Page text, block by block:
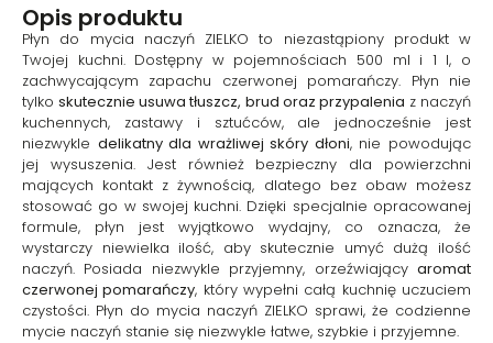
Produkt gwarantuje
nieskazitelną czystością bez
żadnych smug czy zacieków, co
czyni mycie naczyń szybkim i
bezproblemowym. Płyn jest
niezwykle wydajny i skuteczny,
co pozwala na oszczędne i
ekologiczne mycie naczyń.
Opis produktu
Płyn do mycia naczyń ZIELKO to niezastąpiony produkt w
Twojej kuchni. Dostępny w pojemnościach 500 ml i 1 l, o
zachwycającym zapachu czerwonej pomarańczy. Płyn nie
tylkoskutecznie usuwa tłuszcz, brud oraz przypalenia z naczyń
kuchennych, zastawy i sztućców, ale jednocześnie jest
niezwykle delikatny dla wrażliwej skóry dłoni, nie powodując
jej wysuszenia. Jest również bezpieczny dla powierzchni
mających kontakt z żywnością, dlatego bez obaw możesz
stosować go w swojej kuchni. Dzięki specjalnie opracowanej
formule, płyn jest wyjątkowo wydajny, co oznacza, że
wystarczy niewielka ilość, aby skutecznie umyć dużą ilość
naczyń. Posiada niezwykle przyjemny, orzeźwiający aromat
czerwonej pomarańczy, który wypełni całą kuchnię uczuciem
czystości. Płyn do mycia naczyń ZIELKO sprawi, że codzienne
mycie naczyń stanie się niezwykle łatwe, szybkie i przyjemne.